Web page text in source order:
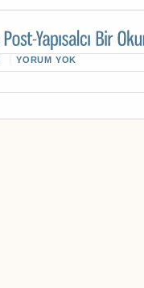
YORUM YOK